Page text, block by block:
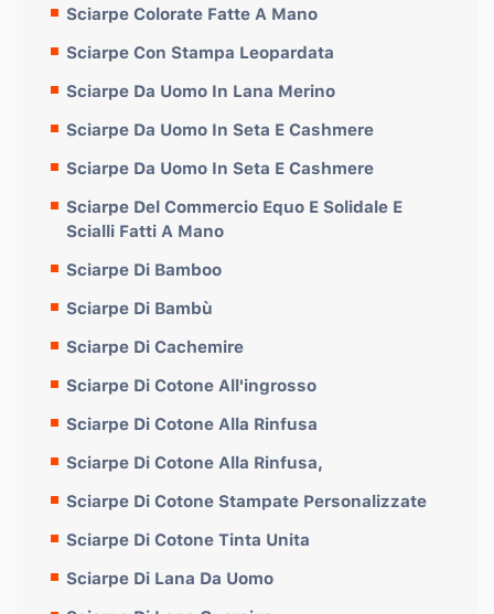
Sciarpe Colorate Fatte A Mano
Sciarpe Con Stampa Leopardata
Sciarpe Da Uomo In Lana Merino
Sciarpe Da Uomo In Seta E Cashmere
Sciarpe Da Uomo In Seta E Cashmere
Sciarpe Del Commercio Equo E Solidale E
Scialli Fatti A Mano
Sciarpe Di Bamboo
Sciarpe Di Bambù
Sciarpe Di Cachemire
Sciarpe Di Cotone All'ingrosso
Sciarpe Di Cotone Alla Rinfusa
Sciarpe Di Cotone Alla Rinfusa,
Sciarpe Di Cotone Stampate Personalizzate
Sciarpe Di Cotone Tinta Unita
Sciarpe Di Lana Da Uomo